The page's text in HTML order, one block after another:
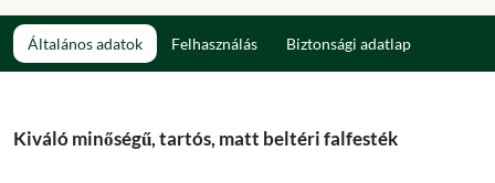
Általános adatok Felhasználás Biztonsági adatlap
Kiváló minőségű, tartós, matt beltéri falfesték